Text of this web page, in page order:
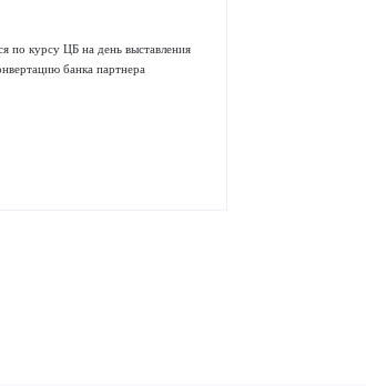
по курсу ЦБ на день выставления
банка партнера